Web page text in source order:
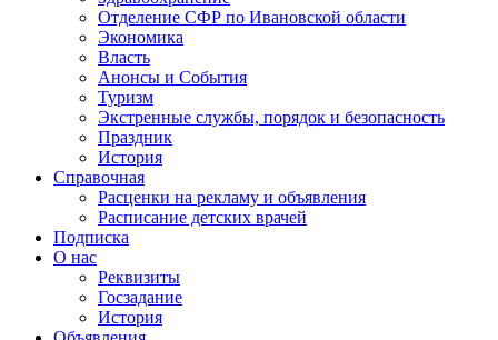
Отделение СФР по Ивановской области
Экономика
Власть
Анонсы и События
Туризм
Экстренные службы, порядок и безопасность
Праздник
История
Справочная
Расценки на рекламу и объявления
Расписание детских врачей
Подписка
О нас
Реквизиты
Госзадание
История